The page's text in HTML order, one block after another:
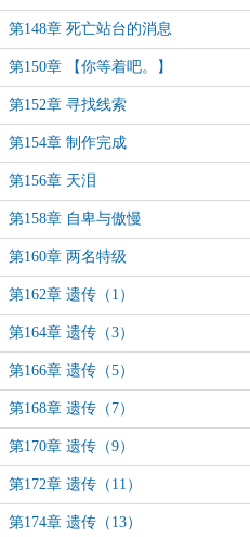
第148章 死亡站台的消息
第150章 【你等着吧。】
第152章 寻找线索
第154章 制作完成
第156章 天泪
第158章 自卑与傲慢
第160章 两名特级
第162章 遗传（1）
第164章 遗传（3）
第166章 遗传（5）
第168章 遗传（7）
第170章 遗传（9）
第172章 遗传（11）
第174章 遗传（13）